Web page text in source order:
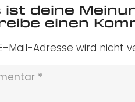
ist deine
einen
Mail-Adresse wird nicht